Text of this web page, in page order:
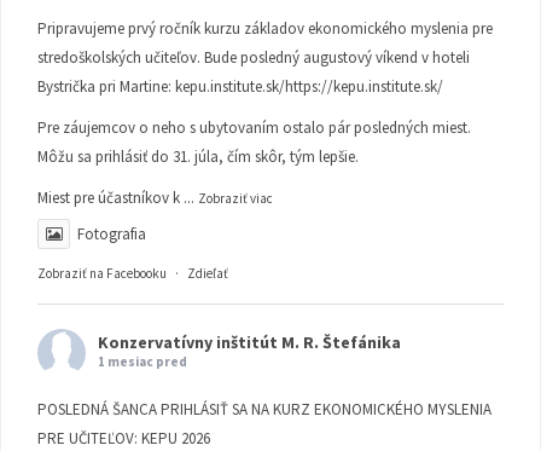
Pripravujeme prvý ročník kurzu základov ekonomického myslenia pre
stredoškolských učiteľov. Bude posledný augustový víkend v hoteli
Bystrička pri Martine: kepu.institute.sk/https://kepu.institute.sk/
Pre záujemcov o neho s ubytovaním ostalo pár posledných miest.
Môžu sa prihlásiť do 31. júla, čím skôr, tým lepšie.
Miest pre účastníkov k ... Zobraziť viac
Fotografia
Zobraziť na Facebooku · Zdieľať
Konzervatívny inštitút M. R. Štefánika
1 mesiac pred
POSLEDNÁ ŠANCA PRIHLÁSIŤ SA NA KURZ EKONOMICKÉHO MYSLENIA
PRE UČITEĽOV: KEPU 2026